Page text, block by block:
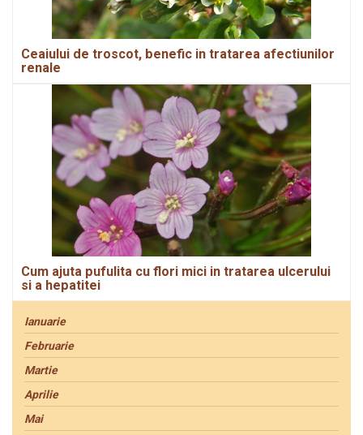
Ceaiului de troscot, benefic in tratarea afectiunilor
renale
Cum ajuta pufulita cu flori mici in tratarea ulcerului
si a hepatitei
Ianuarie
Februarie
Martie
Aprilie
Mai